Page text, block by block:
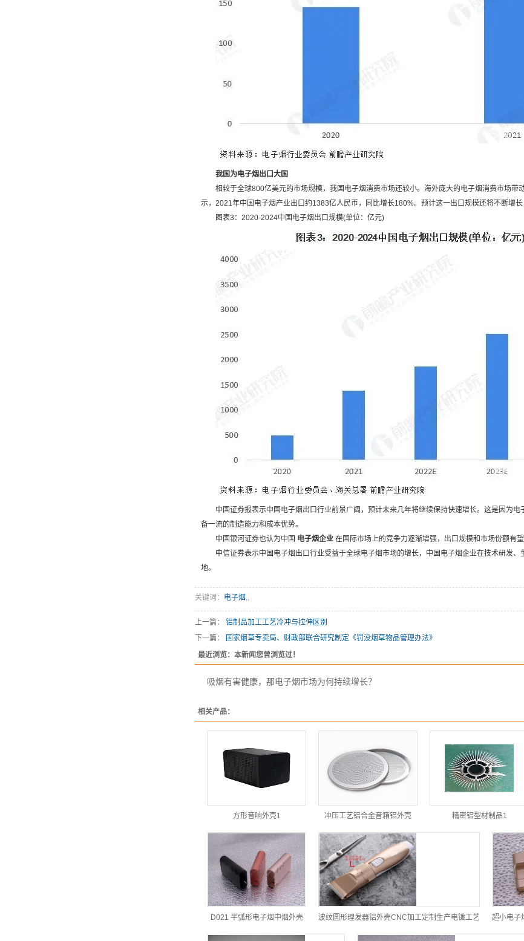
我国为电子烟出口大国
相较于全球800亿美元的市场规模，我国电子烟消费市场还较小。海外庞大的电子烟消费市场
示，2021年中国电子烟产业出口约1383亿人民币，同比增长180%。预计这一出口规模还将不断增
图表3：2020-2024中国电子烟出口规模(单位：亿元)
中国证券报表示中国电子烟出口行业前景广阔，预计未来几年将继续保持快速增长。这是因为
备一流的制造能力和成本优势。
中国银河证券也认为中国 电子烟企业 在国际市场上的竞争力逐渐增强，出口规模和市场份额有望
中信证券表示中国电子烟出口行业受益于全球电子烟市场的增长，中国电子烟企业在技术研发
地。
关键词： 电子烟,,
上一篇： 铝制品加工工艺冷冲与拉伸区别
下一篇：
国家烟草专卖局、财政部联合研究制定《罚没烟草物品管理办法》
最近浏览：本新闻您曾浏览过！
吸烟有害健康，那电子烟市场为何持续增长？
相关产品：
方形音响外壳1 冲压工艺铝合金音箱铝外壳 精密铝型材制品1
D021 半弧形电子烟中烟外壳 波纹圆形理发器铝外壳CNC加工定制生产电镀工艺 超小电子